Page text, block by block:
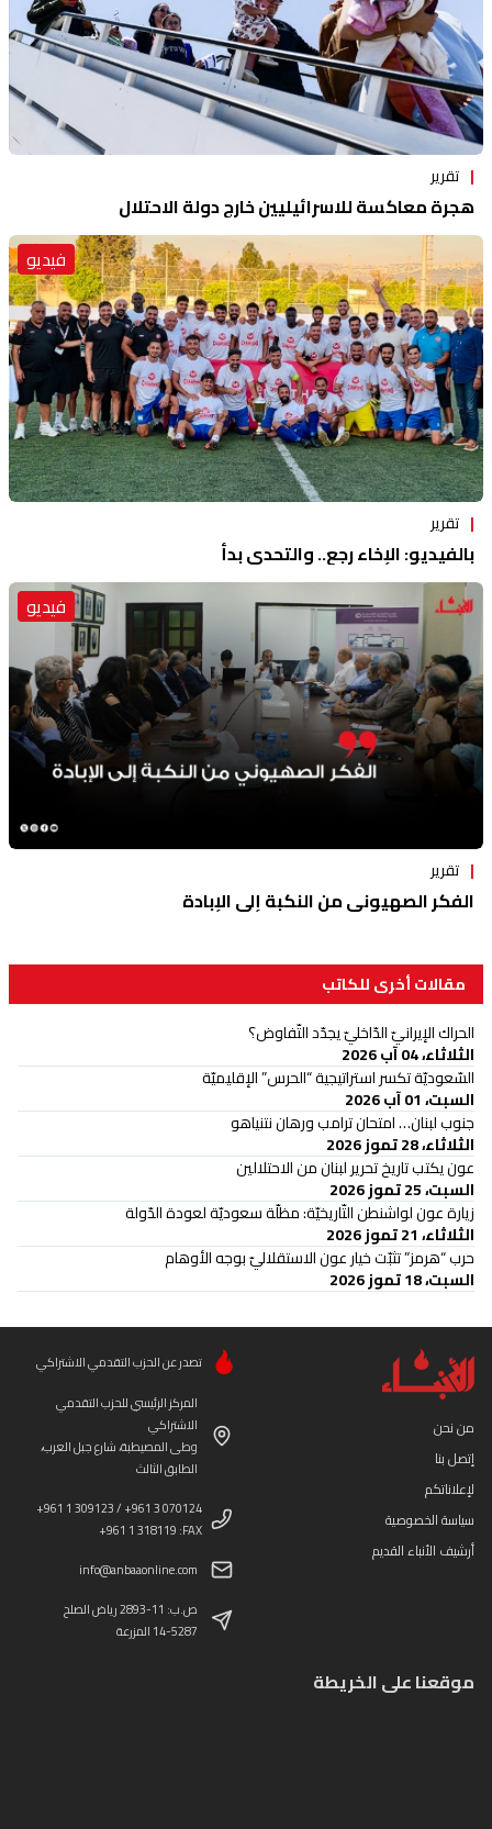
تقرير
هجرة معاكسة للاسرائيليين خارج دولة الاحتلال
فيديو
تقرير
بالفيديو: الإخاء رجع.. والتحدي بدأ
فيديو
تقرير
الفكر الصهيوني من النكبة إلى الإبادة
مقالات أخرى للكاتب
الحراك الإيرانيّ الدّاخليّ يجدّد التّفاوض؟
الثلاثاء، 04 آب 2026
السّعوديّة تكسر استراتيجية “الحرس” الإقليميّة
السبت، 01 آب 2026
جنوب لبنان… امتحان ترامب ورهان نتنياهو
الثلاثاء، 28 تموز 2026
عون يكتب تاريخ تحرير لبنان من الاحتلالين
السبت، 25 تموز 2026
زيارة عون لواشنطن التّاريخيّة: مظلّة سعوديّة لعودة الدّولة
الثلاثاء، 21 تموز 2026
حرب “هرمز” تثبّت خيار عون الاستقلاليّ بوجه الأوهام
السبت، 18 تموز 2026
من نحن
إتصل بنا
لإعلاناتكم
سياسة الخصوصية
أرشيف الأنباء القديم
تصدر عن الحزب التقدمي الاشتراكي
المركز الرئيسي للحزب التقدمي
الاشتراكي
وطى المصيطبة، شارع جبل العرب،
الطابق الثالث
+961 1 309123 / +961 3 070124
+961 1 318119 :FAX
info@anbaaonline.com
ص.ب: 11-2893 رياض الصلح
14-5287 المزرعة
موقعنا على الخريطة